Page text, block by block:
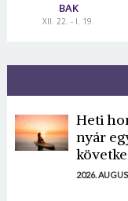
BAK
XII. 22. - I. 19.
Heti
nyár
2026.